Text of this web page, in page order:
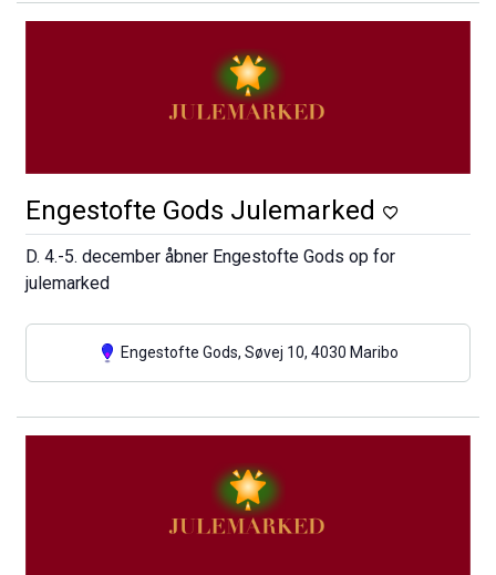
Engestofte Gods Julemarked
D. 4.-5. december åbner Engestofte Gods op for
julemarked
Engestofte Gods, Søvej 10, 4030 Maribo